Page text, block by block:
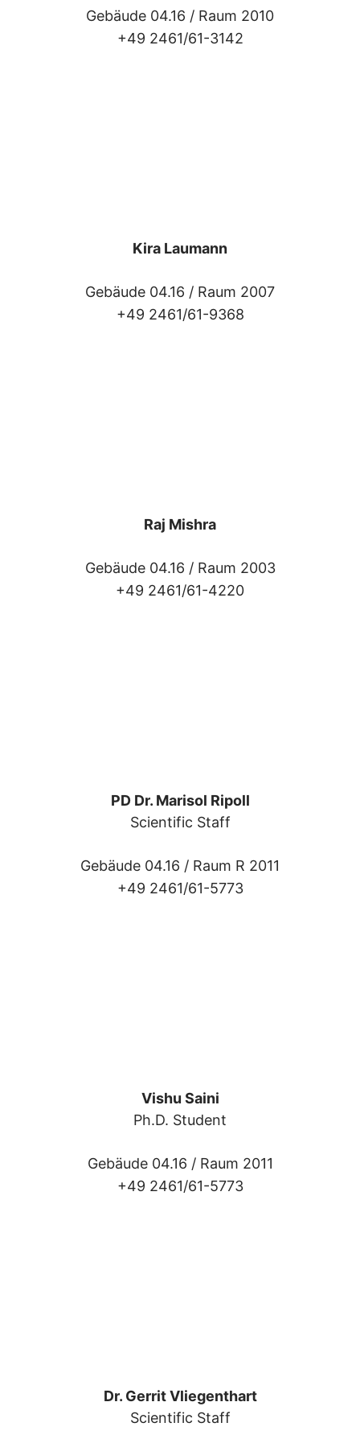
Gebäude 04.16 / Raum 2010
+49 2461/61-3142
Kira Laumann
Gebäude 04.16 / Raum 2007
+49 2461/61-9368
Raj Mishra
Gebäude 04.16 / Raum 2003
+49 2461/61-4220
PD Dr. Marisol Ripoll
Scientific Staff
Gebäude 04.16 / Raum R 2011
+49 2461/61-5773
Vishu Saini
Ph.D. Student
Gebäude 04.16 / Raum 2011
+49 2461/61-5773
Dr. Gerrit Vliegenthart
Scientific Staff